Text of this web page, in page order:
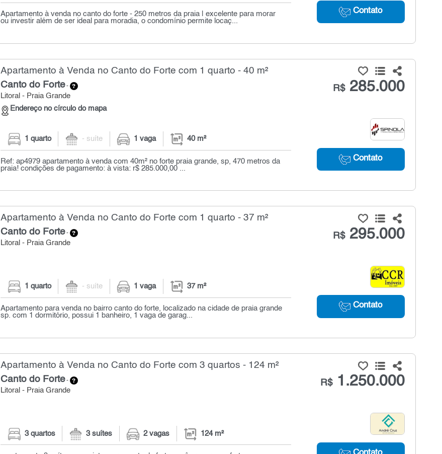
Contato
Apartamento à venda no canto do forte - 250 metros da praia | excelente para morar
ou investir além de ser ideal para moradia, o condomínio permite locaç...
Apartamento à Venda no Canto do Forte com 1 quarto - 40 m²
Canto do Forte-
Litoral - Praia Grande
Endereço no círculo do mapa
R$285.000
Contato
1 quarto - suíte 1 vaga 40 m²
Ref: ap4979 apartamento à venda com 40m² no forte praia grande, sp, 470 metros da
praia! condições de pagamento: à vista: r$ 285.000,00 ...
Apartamento à Venda no Canto do Forte com 1 quarto - 37 m²
Canto do Forte-
Litoral - Praia Grande
R$295.000
Contato
1 quarto - suíte 1 vaga 37 m²
Apartamento para venda no bairro canto do forte, localizado na cidade de praia grande
sp. com 1 dormitório, possui 1 banheiro, 1 vaga de garag...
Apartamento à Venda no Canto do Forte com 3 quartos - 124 m²
Canto do Forte-
Litoral - Praia Grande
R$1.250.000
3 quartos 3 suítes 2 vagas 124 m²